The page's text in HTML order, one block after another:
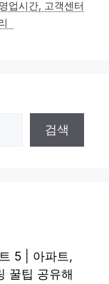
업시간, 고객센터
검색
5 | 아파트,
꿀팁 공유해